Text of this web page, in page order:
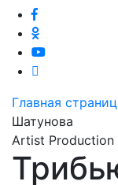
Главная
Шатунова
Artist Production